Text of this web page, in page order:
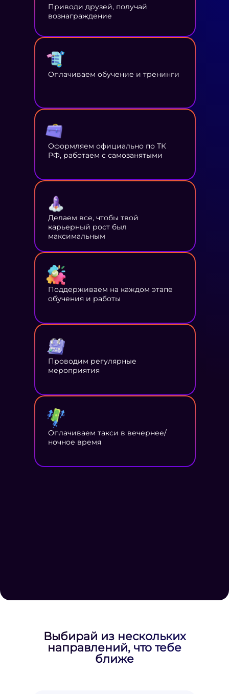
Приводи друзей, получай
вознаграждение
Оплачиваем обучение и тренинги
Оформляем официально по ТК
РФ, работаем с самозанятыми
Делаем все, чтобы твой
карьерный рост был
максимальным
Поддерживаем на каждом этапе
обучения и работы
Проводим регулярные
мероприятия
Оплачиваем такси в вечернее/
ночное время
Выбирай из нескольких
направлений, что тебе
ближе